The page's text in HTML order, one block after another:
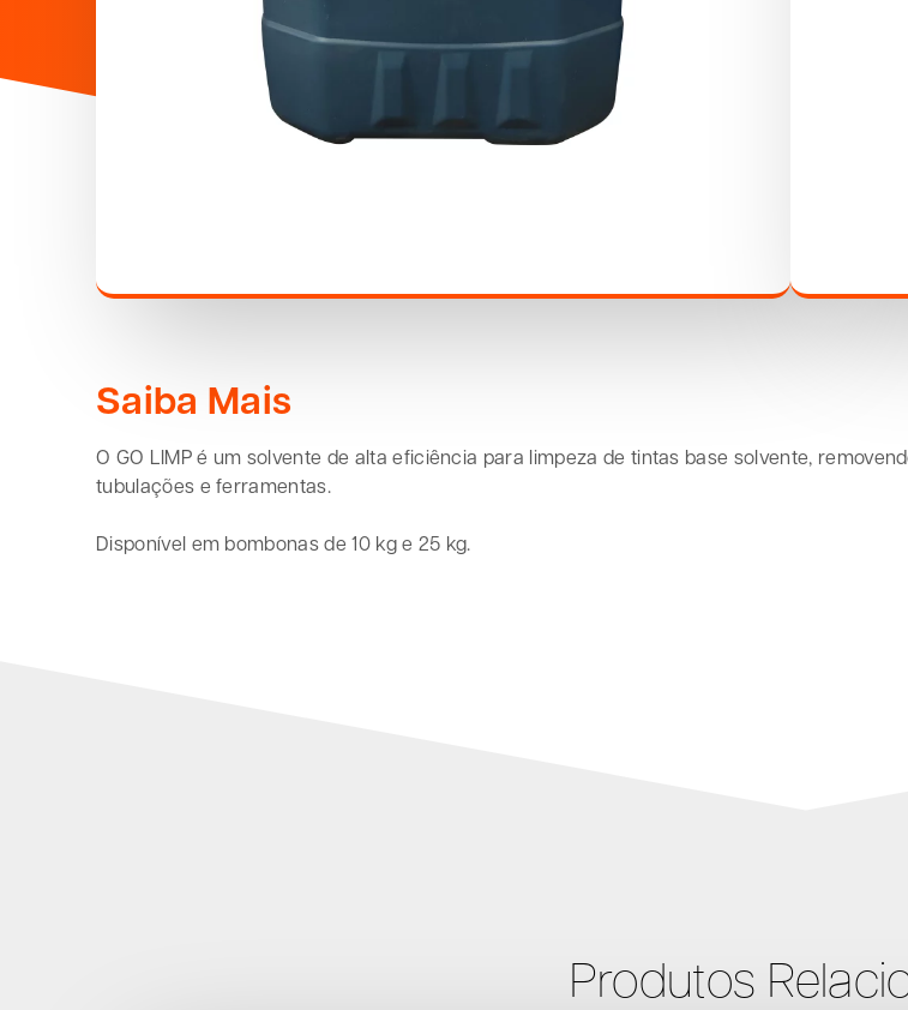
Saiba Mais
O GO LIMP é um solvente de alta eficiência para limpeza de tintas base solvente,
tubulações e ferramentas.
Disponível em bombonas de 10 kg e 25 kg.
Produtos